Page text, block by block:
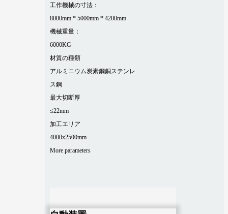
工作機械の寸法：
8000mm * 5000mm * 4200mm
機械重量：
6000KG
材質の種類
アルミニウム炭素鋼銅ステンレ
ス鋼
最大切断厚
≤22mm
加工エリア
4000x2500mm
More parameters